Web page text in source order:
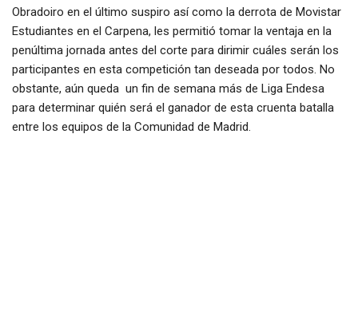
Obradoiro en el último suspiro así como la derrota de Movistar
Estudiantes en el Carpena, les permitió tomar la ventaja en la
penúltima jornada antes del corte para dirimir cuáles serán los
participantes en esta competición tan deseada por todos. No
obstante, aún queda un fin de semana más de Liga Endesa
para determinar quién será el ganador de esta cruenta batalla
entre los equipos de la Comunidad de Madrid.